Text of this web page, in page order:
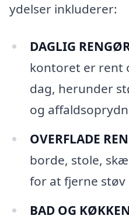
ydelser inkluderer:
DAGLIG
kontoret er rent
dag, herunder
og
OVERFLADE
borde, stole,
for at fjerne støv
BAD OG